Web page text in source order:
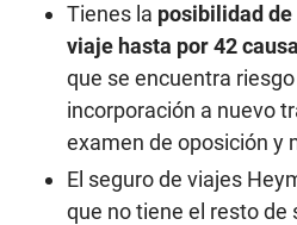
Tienes la posibilidad
viaje hasta por 42
que se encuentra
incorporación a nuevo
examen de oposición y
El seguro de viajes
que no tiene el resto de